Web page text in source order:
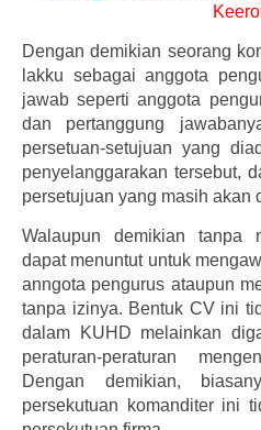
Dengan demikian seorang
lakku sebagai anggota
jawab seperti anggota
dan pertanggung
persetuan-setujuan yang
penyelanggarakan tersebut,
persetujuan yang masih akan
Walaupun demikian tanpa
dapat menuntut untuk
anngota pengurus ataupun
tanpa izinya. Bentuk CV ini
dalam KUHD melainkan
peraturan-peraturan
Dengan demikian,
persekutuan komanditer ini